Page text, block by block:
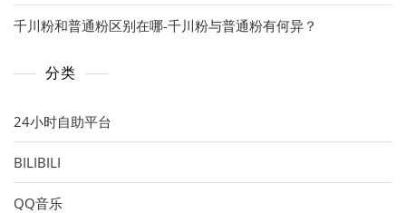
千川粉和普通粉区别在哪-千川粉与普通粉有何异？
分类
24小时自助平台
BILIBILI
QQ音乐